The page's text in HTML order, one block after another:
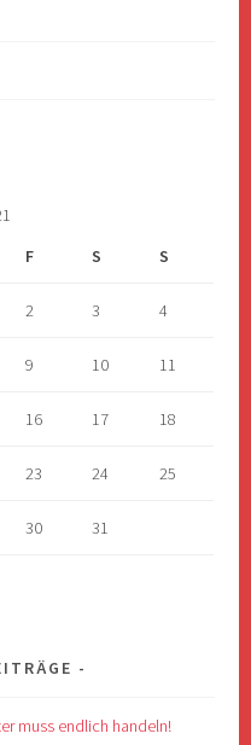
F S S
2 3 4
9 10 11
16 17 18
23 24 25
30 31
muss endlich handeln!